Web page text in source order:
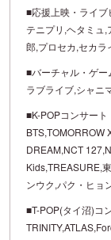
■応援上映・ライ
テニプリ,ヘタミュ
郎,プロセカ,セカラ
■バーチャル・ゲー
ラブライブ,シャニ
■K-POPコンサート
BTS,TOMORROW
DREAM,NCT
Kids,TREASURE,
ンウク,パク・ヒョ
■T-POP(タイ沼)コ